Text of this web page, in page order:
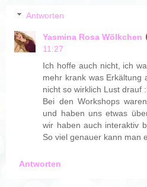
Antworten
Yasmina Rosa Wölkchen
11:27
Ich hoffe auch nicht, ich
mehr krank was Erkältung
nicht so wirklich Lust drauf
Bei den Workshops
und haben uns etwas
wir haben auch interaktiv
So viel genauer kann man
Antworten